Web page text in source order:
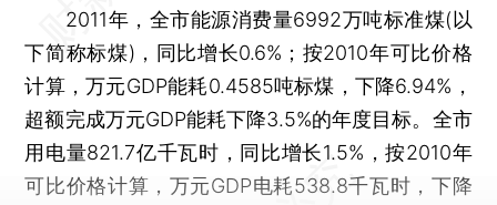
2011年，全市能源消费量6992万吨标准煤(以
下简称标煤)，同比增长0.6%；按2010年可比价格
计算，万元GDP能耗0.4585吨标煤，下降6.94%，
超额完成万元GDP能耗下降3.5%的年度目标。全市
用电量821.7亿千瓦时，同比增长1.5%，按2010年
可比价格计算，万元GDP电耗538.8千瓦时，下降